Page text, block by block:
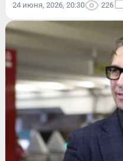
24 июня, 2026, 20:30 226